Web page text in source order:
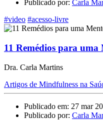
Publicado por: Carla
#video #acesso-livre
11 Remédios para uma
Dra. Carla Martins
Artigos de Mindfulness na
Publicado em: 27 mar
Publicado por: Carla